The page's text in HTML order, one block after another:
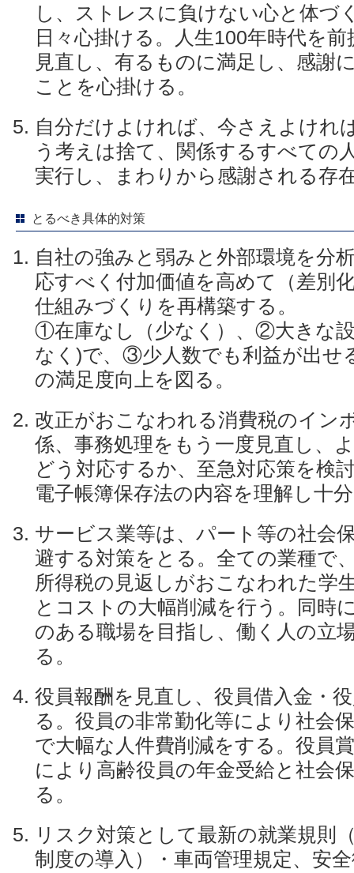
し、ストレスに負けない心と体づ
日々心掛ける。人生100年時代を
見直し、有るものに満足し、感謝
ことを心掛ける。
自分だけよければ、今さえよけれ
う考えは捨て、関係するすべての
実行し、まわりから感謝される存
とるべき具体的対策
自社の強みと弱みと外部環境を分
応すべく付加価値を高めて（差別
仕組みづくりを再構築する。
①在庫なし（少なく）、②大きな
なく)で、③少人数でも利益が出せ
の満足度向上を図る。
改正がおこなわれる消費税のイン
係、事務処理をもう一度見直し、
どう対応するか、至急対応策を検
電子帳簿保存法の内容を理解し十
サービス業等は、パート等の社会
避する対策をとる。全ての業種で
所得税の見返しがおこなわれた学
とコストの大幅削減を行う。同時
のある職場を目指し、働く人の立
る。
役員報酬を見直し、役員借入金・
る。役員の非常勤化等により社会
で大幅な人件費削減をする。役員
により高齢役員の年金受給と社会
る。
リスク対策として最新の就業規則
制度の導入）・車両管理規定、安